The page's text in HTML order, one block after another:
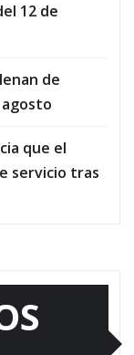
12 de
de
que el
servicio tras